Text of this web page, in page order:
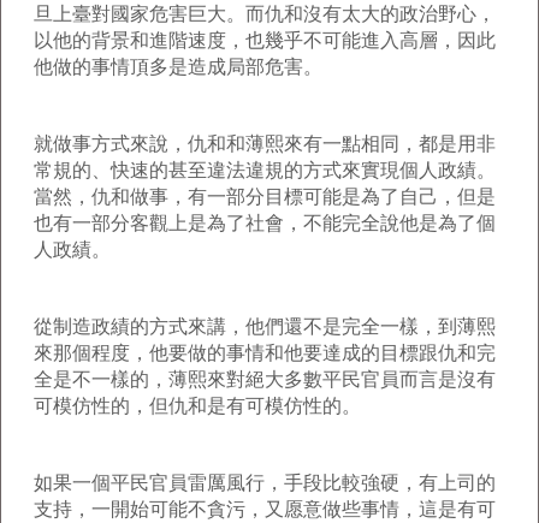
旦上臺對國家危害巨大。而仇和沒有太大的政治野心，
以他的背景和進階速度，也幾乎不可能進入高層，因此
他做的事情頂多是造成局部危害。
就做事方式來說，仇和和薄熙來有一點相同，都是用非
常規的、快速的甚至違法違規的方式來實現個人政績。
當然，仇和做事，有一部分目標可能是為了自己，但是
也有一部分客觀上是為了社會，不能完全說他是為了個
人政績。
從制造政績的方式來講，他們還不是完全一樣，到薄熙
來那個程度，他要做的事情和他要達成的目標跟仇和完
全是不一樣的，薄熙來對絕大多數平民官員而言是沒有
可模仿性的，但仇和是有可模仿性的。
如果一個平民官員雷厲風行，手段比較強硬，有上司的
支持，一開始可能不貪污，又愿意做些事情，這是有可